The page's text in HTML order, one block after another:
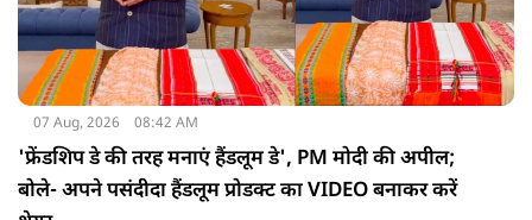
07 Aug, 2026 08:42 AM
'फ्रेंडशिप डे की तरह मनाएं हैंडलूम डे', PM मोदी की अपील;
बोले- अपने पसंदीदा हैंडलूम प्रोडक्ट का VIDEO बनाकर करें